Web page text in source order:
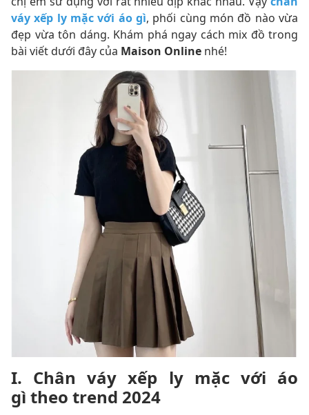
váy xếp ly mặc với áo gì, phối cùng món đồ nào vừa
đẹp vừa tôn dáng. Khám phá ngay cách mix đồ trong
bài viết dưới đây của Maison Online nhé!
I. Chân váy xếp ly mặc với áo
gì theo trend 2024